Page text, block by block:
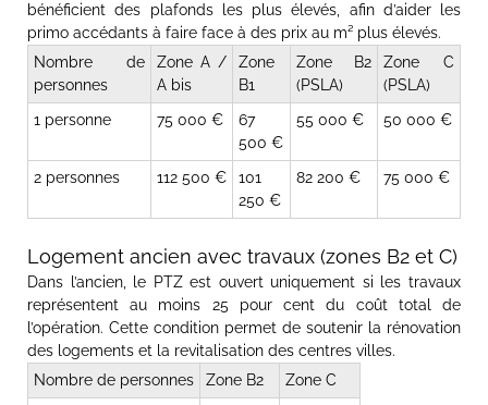
bénéficient des plafonds les plus élevés, afin d’aider les
primo accédants à faire face à des prix au m² plus élevés.
Nombre de
personnes
Zone A /
A bis
Zone
B1
Zone B2
(PSLA)
Zone C
(PSLA)
1 personne
75 000 €
67
500 €
55 000 € 50 000 €
2 personnes 112 500 €
101
250 €
82 200 € 75 000 €
Logement ancien avec travaux (zones B2 et C)
Dans l’ancien, le PTZ est ouvert uniquement si les travaux
représentent au moins 25 pour cent du coût total de
l’opération. Cette condition permet de soutenir la rénovation
des logements et la revitalisation des centres villes.
Nombre de personnes
Zone B2
Zone C